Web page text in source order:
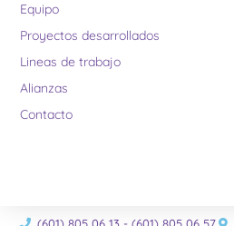
Equipo
Proyectos desarrollados
Lineas de trabajo
Alianzas
Contacto
(601) 805 06 13 - (601) 805 06 57